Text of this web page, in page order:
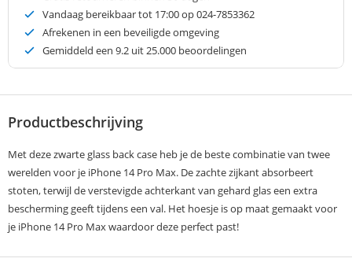
Vandaag bereikbaar tot 17:00 op 024-7853362
Afrekenen in een beveiligde omgeving
Gemiddeld een 9.2 uit 25.000 beoordelingen
Productbeschrijving
Met deze zwarte glass back case heb je de beste combinatie van twee
werelden voor je iPhone 14 Pro Max. De zachte zijkant absorbeert
stoten, terwijl de verstevigde achterkant van gehard glas een extra
bescherming geeft tijdens een val. Het hoesje is op maat gemaakt voor
je iPhone 14 Pro Max waardoor deze perfect past!